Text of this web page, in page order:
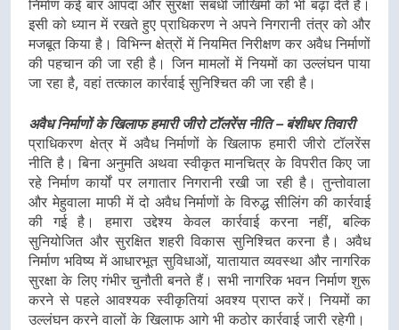
निर्माण कई बार आपदा और सुरक्षा संबंधी जोखिमों को भी बढ़ा देते हैं।
इसी को ध्यान में रखते हुए प्राधिकरण ने अपने निगरानी तंत्र को और
मजबूत किया है। विभिन्न क्षेत्रों में नियमित निरीक्षण कर अवैध निर्माणों
की पहचान की जा रही है। जिन मामलों में नियमों का उल्लंघन पाया
जा रहा है, वहां तत्काल कार्रवाई सुनिश्चित की जा रही है।
अवैध निर्माणों के खिलाफ हमारी जीरो टॉलरेंस नीति – बंशीधर तिवारी
प्राधिकरण क्षेत्र में अवैध निर्माणों के खिलाफ हमारी जीरो टॉलरेंस
नीति है। बिना अनुमति अथवा स्वीकृत मानचित्र के विपरीत किए जा
रहे निर्माण कार्यों पर लगातार निगरानी रखी जा रही है। तुन्तोवाला
और मेहुवाला माफी में दो अवैध निर्माणों के विरुद्ध सीलिंग की कार्रवाई
की गई है। हमारा उद्देश्य केवल कार्रवाई करना नहीं, बल्कि
सुनियोजित और सुरक्षित शहरी विकास सुनिश्चित करना है। अवैध
निर्माण भविष्य में आधारभूत सुविधाओं, यातायात व्यवस्था और नागरिक
सुरक्षा के लिए गंभीर चुनौती बनते हैं। सभी नागरिक भवन निर्माण शुरू
करने से पहले आवश्यक स्वीकृतियां अवश्य प्राप्त करें। नियमों का
उल्लंघन करने वालों के खिलाफ आगे भी कठोर कार्रवाई जारी रहेगी।